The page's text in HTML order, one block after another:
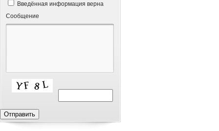
Введённая информация верна
Сообщение